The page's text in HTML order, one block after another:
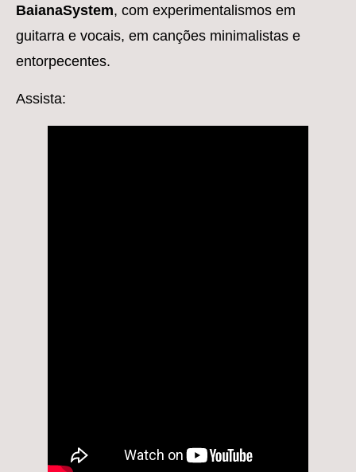
BaianaSystem, com experimentalismos em
guitarra e vocais, em canções minimalistas e
entorpecentes.
Assista: